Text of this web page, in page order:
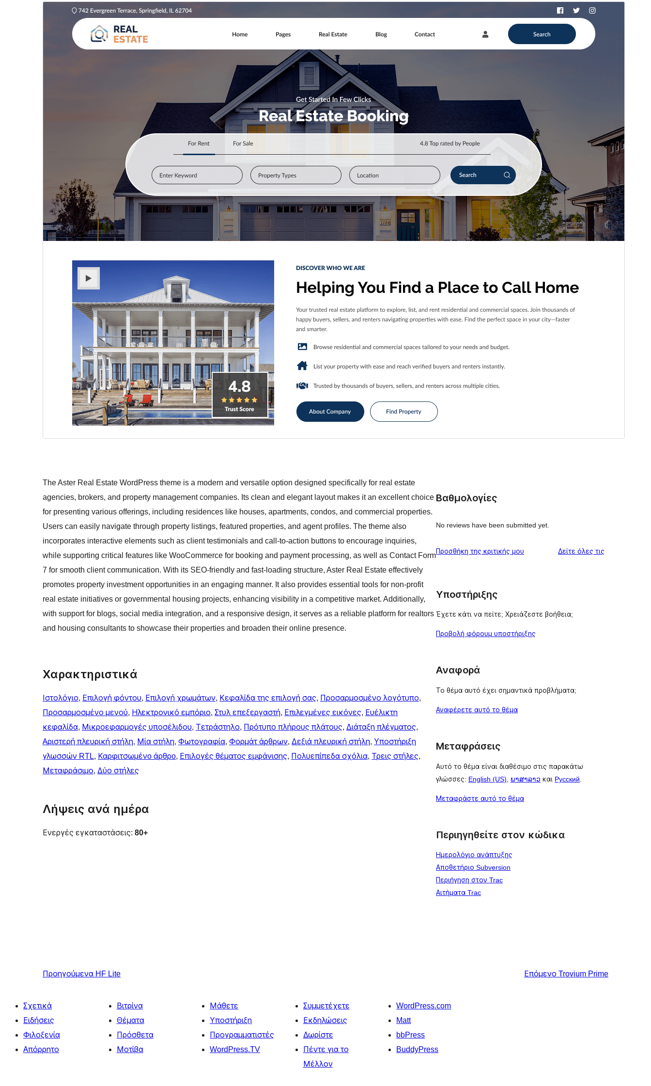
2.3.4
Τελευταία ενημέρωση
13 Ιούλ 2026
Ενεργές εγκαταστάσεις
The Aster Real Estate WordPress theme is a modern and versatile option designed specifically for real estate
agencies, brokers, and property management companies. Its clean and elegant layout makes it an excellent choice
for presenting various offerings, including residences like houses, apartments, condos, and commercial properties.
Users can easily navigate through property listings, featured properties, and agent profiles. The theme also
incorporates interactive elements such as client testimonials and call-to-action buttons to encourage inquiries,
while supporting critical features like WooCommerce for booking and payment processing, as well as Contact Form
7 for smooth client communication. With its SEO-friendly and fast-loading structure, Aster Real Estate effectively
promotes property investment opportunities in an engaging manner. It also provides essential tools for non-profit
real estate initiatives or governmental housing projects, enhancing visibility in a competitive market. Additionally,
with support for blogs, social media integration, and a responsive design, it serves as a reliable platform for realtors
and housing consultants to showcase their properties and broaden their online presence.
Χαρακτηριστικά
Ιστολόγιο, Επιλογή φόντου, Επιλογή χρωμάτων, Κεφαλίδα της επιλογή σας, Προσαρμοσμένο λογότυπο
Προσαρμοσμένο μενού, Ηλεκτρονικό εμπόριο, Στυλ επεξεργαστή, Επιλεγμένες εικόνες, Ευέλικτη
κεφαλίδα, Μικροεφαρμογές υποσέλιδου, Τετράστηλο, Πρότυπο πλήρους πλάτους, Διάταξη πλέγματος
Αριστερή πλευρική στήλη, Μία στήλη, Φωτογραφία, Φορμάτ άρθρων, Δεξιά πλευρική στήλη, Υποστήριξη
γλωσσών RTL, Καρφιτσωμένo άρθρo, Επιλογές θέματος εμφάνισης, Πολυεπίπεδα σχόλια, Τρεις στήλες
Μεταφράσιμο, Δύο στήλες
Λήψεις ανά ημέρα
Ενεργές εγκαταστάσεις: 80+
Βαθμολογίες
No reviews have been submitted yet.
Προσθήκη της κριτικής μου Δείτε όλες τις
Υποστήριξης
Έχετε κάτι να πείτε; Χρειάζεστε βοήθεια;
Προβολή φόρουμ υποστήριξης
Αναφορά
Το θέμα αυτό έχει σημαντικά προβλήματα;
Αναφέρετε αυτό το θέμα
Μεταφράσεις
Αυτό το θέμα είναι διαθέσιμο στις παρακάτω
γλώσσες: English (US) ພາສາລາວ και Русский
Μεταφράστε αυτό το θέμα
Περιηγηθείτε στον κώδικα
Ημερολόγιο ανάπτυξης
Αποθετήριο Subversion
Περιήγηση στον Trac
Αιτήματα Trac
Προηγούμενα HF Lite Επόμενο Trovium Prime
Σχετικά
Ειδήσεις
Φιλοξενία
Απόρρητο
Βιτρίνα
Θέματα
Πρόσθετα
Μοτίβα
Μάθετε
Υποστήριξη
Προγραμματιστές
WordPress.TV
Συμμετέχετε
Εκδηλώσεις
Δωρίστε
Πέντε για το
Μέλλον
WordPress.com
Matt
bbPress
BuddyPress